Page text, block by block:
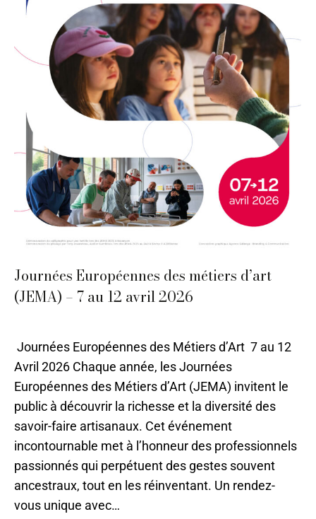
Journées Européennes des métiers d’art
(JEMA) – 7 au 12 avril 2026
Journées Européennes des Métiers d’Art 7 au 12
Avril 2026 Chaque année, les Journées
Européennes des Métiers d’Art (JEMA) invitent le
public à découvrir la richesse et la diversité des
savoir-faire artisanaux. Cet événement
incontournable met à l’honneur des professionnels
passionnés qui perpétuent des gestes souvent
ancestraux, tout en les réinventant. Un rendez-
vous unique avec…